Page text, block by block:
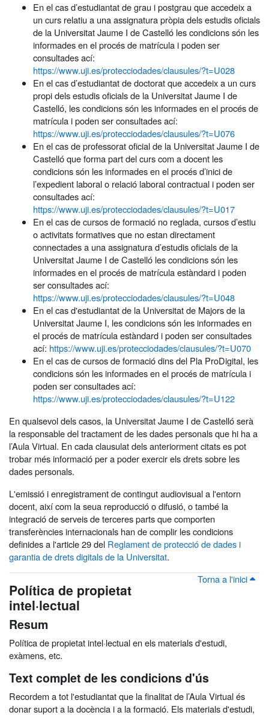
En el cas d’estudiantat de grau i postgrau que accedeix a
un curs relatiu a una assignatura pròpia dels estudis oficials
de la Universitat Jaume I de Castelló les condicions són les
informades en el procés de matrícula i poden ser
consultades ací:
https://www.uji.es/protecciodades/clausules/?t=U028
En el cas d’estudiantat de doctorat que accedeix a un curs
propi dels estudis oficials de la Universitat Jaume I de
Castelló, les condicions són les informades en el procés de
matrícula i poden ser consultades ací:
https://www.uji.es/protecciodades/clausules/?t=U076
En el cas de professorat oficial de la Universitat Jaume I de
Castelló que forma part del curs com a docent les
condicions són les informades en el procés d’inici de
l’expedient laboral o relació laboral contractual i poden ser
consultades ací:
https://www.uji.es/protecciodades/clausules/?t=U017
En el cas de cursos de formació no reglada, cursos d’estiu
o activitats formatives que no estan directament
connectades a una assignatura d’estudis oficials de la
Universitat Jaume I de Castelló les condicions són les
informades en el procés de matrícula estàndard i poden
ser consultades ací:
https://www.uji.es/protecciodades/clausules/?t=U048
En el cas d'estudiantat de la Universitat de Majors de la
Universitat Jaume I, les condicions són les informades en
el procés de matrícula estàndard i poden ser consultades
ací: https://www.uji.es/protecciodades/clausules/?t=U070
En el cas de cursos de formació dins del Pla ProDigital, les
condicions són les informades en el procés de matrícula i
poden ser consultades ací:
https://www.uji.es/protecciodades/clausules/?t=U122
En qualsevol dels casos, la Universitat Jaume I de Castelló serà
la responsable del tractament de les dades personals que hi ha a
l’Aula Virtual. En cada clausulat dels anteriorment citats es pot
trobar més informació per a poder exercir els drets sobre les
dades personals.
L'emissió i enregistrament de contingut audiovisual a l'entorn
docent, així com la seua reproducció o difusió, o també la
integració de serveis de terceres parts que comporten
transferències internacionals han de complir les condicions
definides a l'article 29 del Reglament de protecció de dades i
garantia de drets digitals de la Universitat.
Torna a l'inici
Política de propietat
intel·lectual
Resum
Política de propietat intel·lectual en els materials d'estudi,
exàmens, etc.
Text complet de les condicions d'ús
Recordem a tot l'estudiantat que la finalitat de l’Aula Virtual és
donar suport a la docència i a la formació. Els materials d'estudi,